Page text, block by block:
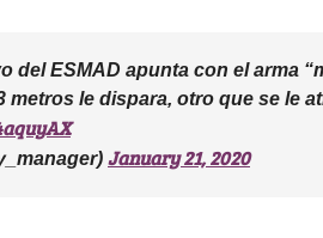
del ESMAD apunta con el arma
metros le dispara, otro que se le
January 21, 2020